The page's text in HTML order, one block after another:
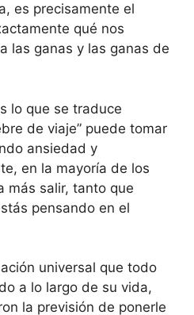
es precisamente el
qué nos
las ganas y las ganas de
lo que se traduce
de viaje” puede tomar
ansiedad y
en la mayoría de los
más salir, tanto que
pensando en el
universal que todo
a lo largo de su vida,
la previsión de ponerle